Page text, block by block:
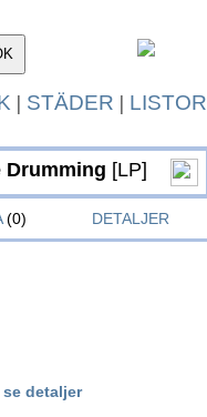
| STÄDER | LISTOR
Drumming [LP]
(0) DETALJER
se detaljer